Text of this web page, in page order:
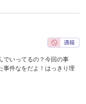
でいってるの？今回の事
事件なをだよ！はっきり理